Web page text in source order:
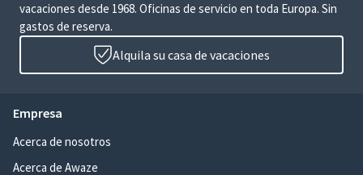
vacaciones desde 1968. Oficinas de servicio en toda Europa. Sin
gastos de reserva.
Alquila su casa de vacaciones
Empresa
Acerca de nosotros
Acerca de Awaze